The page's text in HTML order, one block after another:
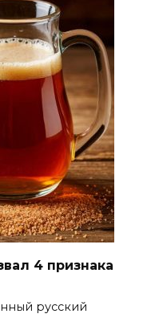
Ростова
12 раз
стихии
4 признака
русский